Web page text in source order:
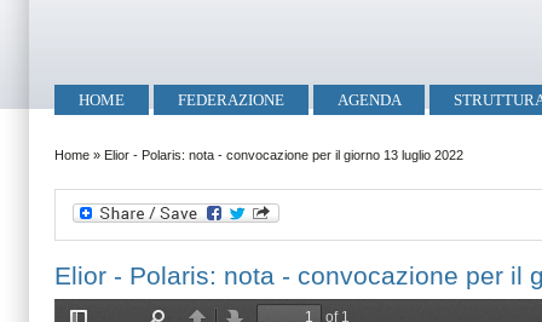
Menu principale
HOME FEDERAZIONE AGENDA
Tu sei qui
Home » Elior - Polaris: nota - convocazione per il giorno 13 luglio 2022
Elior - Polaris: nota - convocazione per il